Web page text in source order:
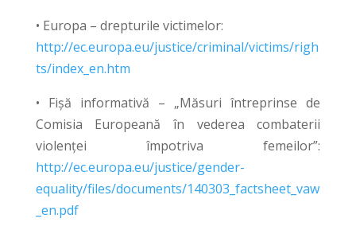
• Europa – drepturile victimelor:
http://ec.europa.eu/justice/criminal/victims/righ
ts/index_en.htm
• Fișă informativă – „Măsuri întreprinse de
Comisia Europeană în vederea combaterii
violenței împotriva femeilor”:
http://ec.europa.eu/justice/gender-
equality/files/documents/140303_factsheet_vaw
_en.pdf